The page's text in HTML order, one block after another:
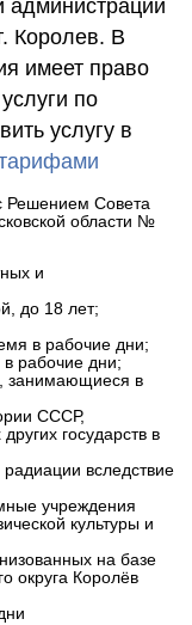
администрации
Королев. В
имеет право
по
услугу в
Решением Совета
области №
и
до 18 лет;
в рабочие дни;
рабочие дни;
занимающиеся в
СССР,
государств в
вследствие
учреждения
культуры и
на базе
округа Королёв